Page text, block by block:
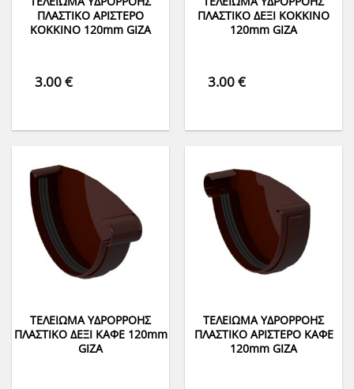
ΠΛΑΣΤΙΚΟ ΑΡΙΣΤΕΡΟ
ΚΟΚΚΙΝΟ 120mm GIZA
3.00€
ΠΛΑΣΤΙΚΟ ΔΕΞΙ ΚΟΚΚΙΝΟ
120mm GIZA
3.00€
ΤΕΛΕΙΩΜΑ ΥΔΡΟΡΡΟΗΣ
ΠΛΑΣΤΙΚΟ ΔΕΞΙ ΚΑΦΕ 120mm
GIZA
ΤΕΛΕΙΩΜΑ ΥΔΡΟΡΡΟΗΣ
ΠΛΑΣΤΙΚΟ ΑΡΙΣΤΕΡΟ ΚΑΦΕ
120mm GIZA